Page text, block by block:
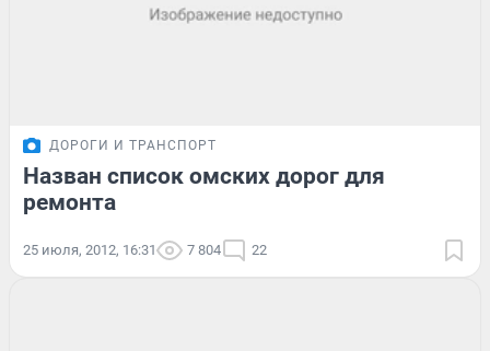
ДОРОГИ И ТРАНСПОРТ
Назван список омских дорог для
ремонта
25 июля, 2012, 16:31 7 804 22